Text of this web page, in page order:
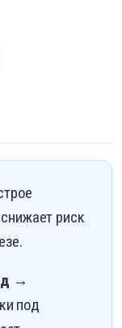
риск
→
под